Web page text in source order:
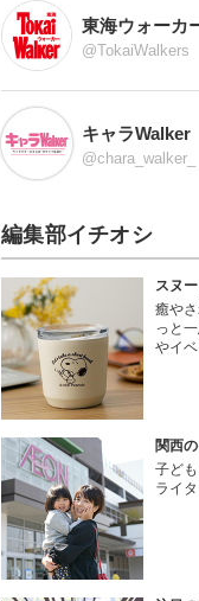
東海ウォーカ
@TokaiWalkers
キャラWalker
@chara_walker_
編集部イチオシ
スヌ
癒や
っと
やイ
関西
子ど
ライ